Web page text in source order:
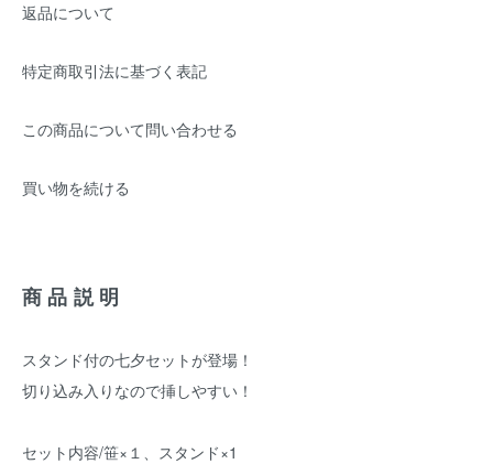
返品について
特定商取引法に基づく表記
この商品について問い合わせる
買い物を続ける
商品説明
スタンド付の七夕セットが登場！
切り込み入りなので挿しやすい！
セット内容/笹×１、スタンド×1